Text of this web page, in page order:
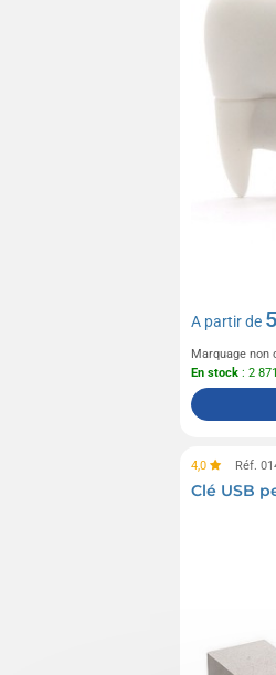
A partir de
Marquage non
En stock : 2
4,0 Réf.
Clé USB